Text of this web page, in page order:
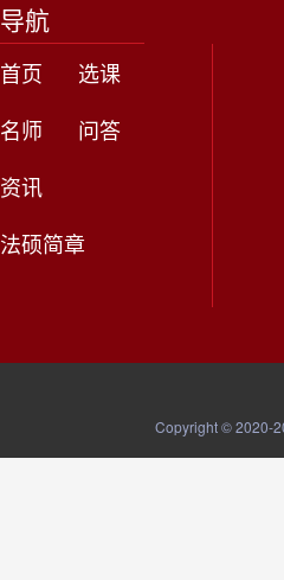
导航
首页
选课
名师
问答
资讯
法硕简章
Copyright © 2020-